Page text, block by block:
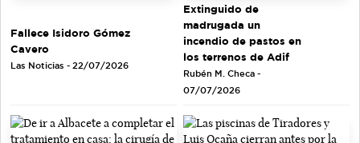
Fallece Isidoro Gómez
Cavero
Las Noticias - 22/07/2026
Extinguido de
madrugada un
incendio de pastos en
los terrenos de Adif
Rubén M. Checa -
07/07/2026